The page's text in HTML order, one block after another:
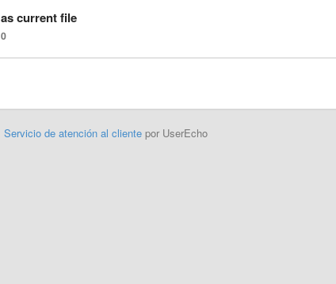
current file
0
Servicio de atención al clientepor UserEcho